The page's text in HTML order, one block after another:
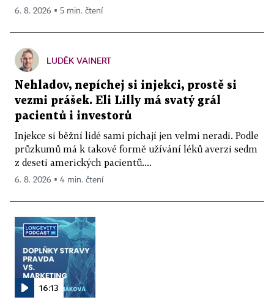
6. 8. 2026 ▪ 5 min. čtení
LUDĚK VAINERT
Nehladov, nepíchej si injekci, prostě si
vezmi prášek. Eli Lilly má svatý grál
pacientů i investorů
Injekce si běžní lidé sami píchají jen velmi neradi. Podle
průzkumů má k takové formě užívání léků averzi sedm
z deseti amerických pacientů....
6. 8. 2026 ▪ 4 min. čtení
16:13